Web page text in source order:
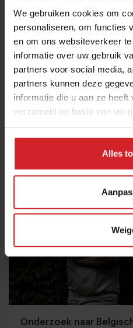
We gebruiken cookies om
personaliseren, om functies
en om ons websiteverkeer
informatie over uw gebruik
partners voor social media,
partners kunnen deze
informatie die u aan ze
verzameld op basis van uw
Alles
3 must visit
Klassieke parels in de Franse
Meester Patissier Hidde de
Onderzoek naar